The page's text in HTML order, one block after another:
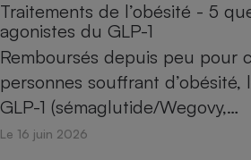
Traitements de l’obésité - 5
agonistes du GLP-1
Remboursés depuis peu pour
personnes souffrant d’obésité,
GLP-1 (sémaglutide/Wegovy,…
Le 16 juin 2026